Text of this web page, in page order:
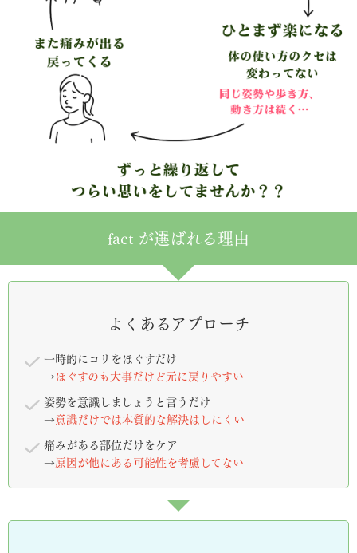
fact が選ばれる理由
よくあるアプローチ
一時的にコリをほぐすだけ
→ ほぐすのも大事だけど元に戻りやすい
姿勢を意識しましょうと言うだけ
→意識だけでは本質的な解決はしにくい
痛みがある部位だけをケア
→原因が他にある可能性を考慮してない